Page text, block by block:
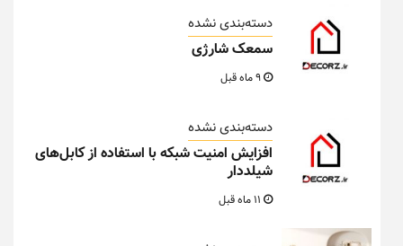
دسته‌بندی نشده
سمعک شارژی
دسته‌بندی نشده
افزایش امنیت شبکه با استفاده از کابل‌های
شیلددار